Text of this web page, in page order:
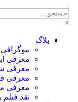
بلاگ
بیوگرافی
معرفی ابزار
معرفی سریال
معرفی فیلم
معرفی مستند
نقد فیلم و